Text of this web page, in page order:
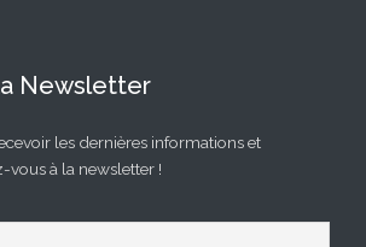
Newsletter
les dernières informations et
vous à la newsletter !